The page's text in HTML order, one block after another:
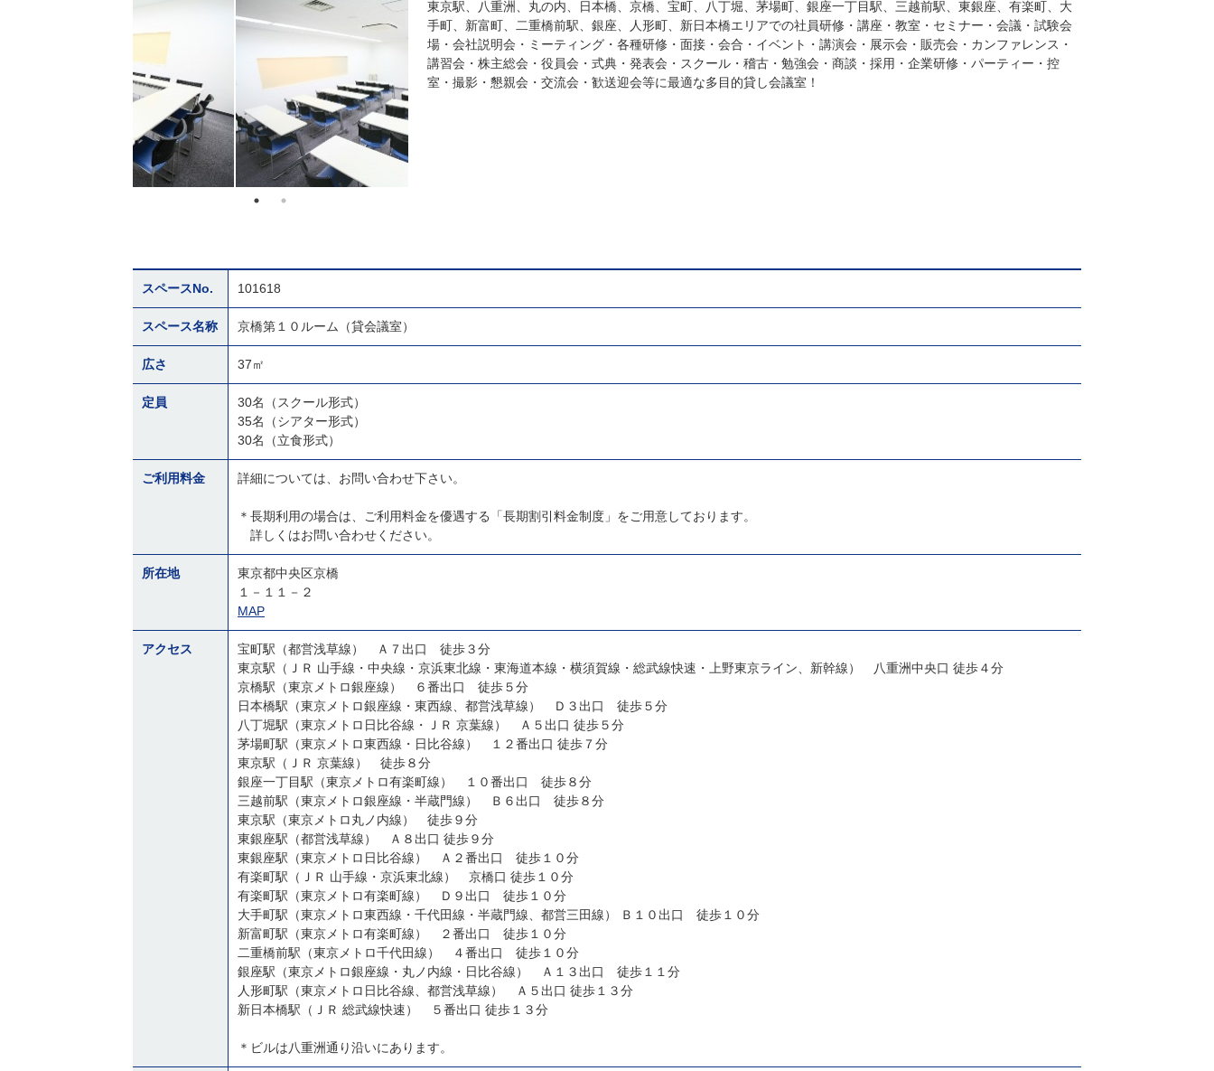
東京駅、八重洲、丸の内、日本橋、京橋、宝町、八丁堀、茅場町、銀座一丁目駅、三越前駅、東銀座、有楽町、大
手町、新富町、二重橋前駅、銀座、人形町、新日本橋エリアでの社員研修・講座・教室・セミナー・会議・試験会
場・会社説明会・ミーティング・各種研修・面接・会合・イベント・講演会・展示会・販売会・カンファレンス・
講習会・株主総会・役員会・式典・発表会・スクール・稽古・勉強会・商談・採用・企業研修・パーティー・控
室・撮影・懇親会・交流会・歓送迎会等に最適な多目的貸し会議室！
スペースNo. 101618
スペース名称 京橋第１０ルーム（貸会議室）
広さ 37㎡
定員
30名（スクール形式）
35名（シアター形式）
30名（立食形式）
ご利用料金 詳細については、お問い合わせ下さい。
＊長期利用の場合は、ご利用料金を優遇する「長期割引料金制度」をご用意しております。
詳しくはお問い合わせください。
所在地
東京都中央区京橋
１－１１－２
MAP
アクセス
宝町駅（都営浅草線） Ａ７出口 徒歩３分
東京駅（ＪＲ 山手線・中央線・京浜東北線・東海道本線・横須賀線・総武線快速・上野東京ライン、新幹線） 八重洲中央口 徒歩４分
京橋駅（東京メトロ銀座線） ６番出口 徒歩５分
日本橋駅（東京メトロ銀座線・東西線、都営浅草線） Ｄ３出口 徒歩５分
八丁堀駅（東京メトロ日比谷線・ＪＲ 京葉線） Ａ５出口 徒歩５分
茅場町駅（東京メトロ東西線・日比谷線） １２番出口 徒歩７分
東京駅（ＪＲ 京葉線） 徒歩８分
銀座一丁目駅（東京メトロ有楽町線） １０番出口 徒歩８分
三越前駅（東京メトロ銀座線・半蔵門線） Ｂ６出口 徒歩８分
東京駅（東京メトロ丸ノ内線） 徒歩９分
東銀座駅（都営浅草線） Ａ８出口 徒歩９分
東銀座駅（東京メトロ日比谷線） Ａ２番出口 徒歩１０分
有楽町駅（ＪＲ 山手線・京浜東北線） 京橋口 徒歩１０分
有楽町駅（東京メトロ有楽町線） Ｄ９出口 徒歩１０分
大手町駅（東京メトロ東西線・千代田線・半蔵門線、都営三田線） Ｂ１０出口 徒歩１０分
新富町駅（東京メトロ有楽町線） ２番出口 徒歩１０分
二重橋前駅（東京メトロ千代田線） ４番出口 徒歩１０分
銀座駅（東京メトロ銀座線・丸ノ内線・日比谷線） Ａ１３出口 徒歩１１分
人形町駅（東京メトロ日比谷線、都営浅草線） Ａ５出口 徒歩１３分
新日本橋駅（ＪＲ 総武線快速） ５番出口 徒歩１３分
＊ビルは八重洲通り沿いにあります。